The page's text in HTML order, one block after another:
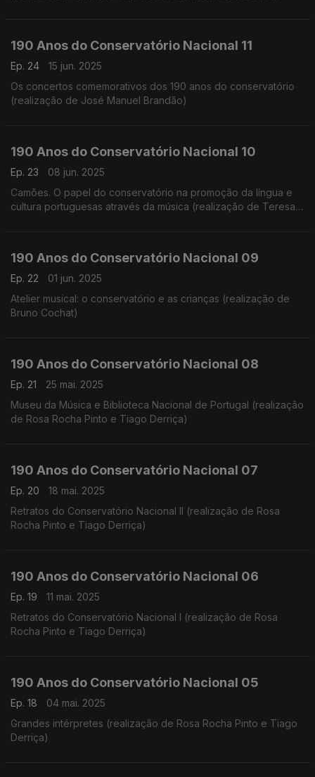
190 Anos do Conservatório Nacional 11
Ep. 24
15 jun. 2025
Os concertos comemorativos dos 190 anos do conservatório
(realização de José Manuel Brandão)
190 Anos do Conservatório Nacional 10
Ep. 23
08 jun. 2025
Camões. O papel do conservatório na promoção da língua e
cultura portuguesas através da música (realização de Teresa
190 Anos do Conservatório Nacional 09
Ep. 22
01 jun. 2025
Atelier musical: o conservatório e as crianças (realização de
Bruno Cochat)
190 Anos do Conservatório Nacional 08
Ep. 21
25 mai. 2025
Museu da Música e Biblioteca Nacional de Portugal (realização
de Rosa Rocha Pinto e Tiago Derriça)
190 Anos do Conservatório Nacional 07
Ep. 20
18 mai. 2025
Retratos do Conservatório Nacional II (realização de Rosa
Rocha Pinto e Tiago Derriça)
190 Anos do Conservatório Nacional 06
Ep. 19
11 mai. 2025
Retratos do Conservatório Nacional I (realização de Rosa
Rocha Pinto e Tiago Derriça)
190 Anos do Conservatório Nacional 05
Ep. 18
04 mai. 2025
Grandes intérpretes (realização de Rosa Rocha Pinto e Tiago
Derriça)